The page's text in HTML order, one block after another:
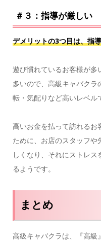
＃３：指導が厳しい
デメリットの3つ目は、指
遊び慣れているお客様が多
多いので、高級キャバク
転・気配りなど高いレベル
高いお金を払って訪れるお
ために、お店のスタッフ
しくなり、それにストレ
るようです。
まとめ
高級キャバクラは、『高級